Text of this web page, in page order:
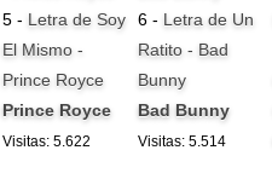
5 - Letra de Soy
El Mismo -
Prince Royce
Prince Royce
Visitas: 5.622
6 - Letra de Un
Ratito - Bad
Bunny
Bad Bunny
Visitas: 5.514